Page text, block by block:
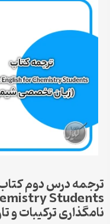
نامگذاری ترکیبات و